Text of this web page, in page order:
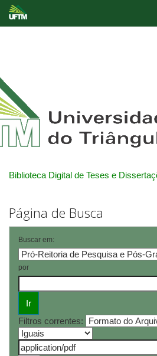
Biblioteca Digital de Teses e
Página de Busca
Buscar em:
por
Filtros correntes: